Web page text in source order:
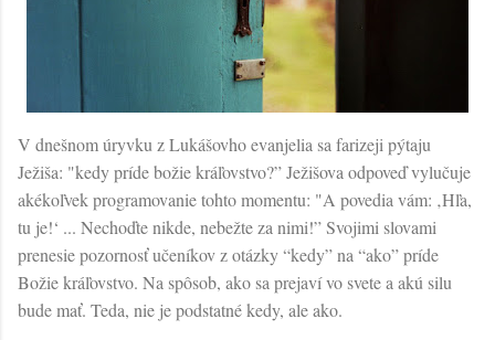
V dnešnom úryvku z Lukášovho evanjelia sa farizeji pýtaju
Ježiša: "kedy príde božie kráľovstvo?” Ježišova odpoveď vylučuje
akékoľvek programovanie tohto momentu: "A povedia vám: ‚Hľa,
tu je!‘ ... Nechoďte nikde, nebežte za nimi!” Svojimi slovami
prenesie pozornosť učeníkov z otázky “kedy” na “ako” príde
Božie kráľovstvo. Na spôsob, ako sa prejaví vo svete a akú silu
bude mať. Teda, nie je podstatné kedy, ale ako.